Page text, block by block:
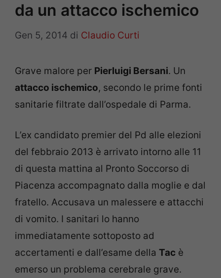
da un attacco ischemico
Gen 5, 2014 di Claudio Curti
Grave malore per Pierluigi Bersani. Un
attacco ischemico, secondo le prime fonti
sanitarie filtrate dall’ospedale di Parma.
L’ex candidato premier del Pd alle elezioni
del febbraio 2013 è arrivato intorno alle 11
di questa mattina al Pronto Soccorso di
Piacenza accompagnato dalla moglie e dal
fratello. Accusava un malessere e attacchi
di vomito. I sanitari lo hanno
immediatamente sottoposto ad
accertamenti e dall’esame della Tac è
emerso un problema cerebrale grave.